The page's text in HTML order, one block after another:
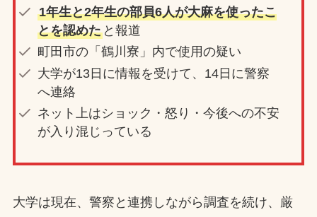
1年生と2年生の部員6人が大麻を使ったこ
とを認めた と報道
町田市の「鶴川寮」内で使用の疑い
大学が13日に情報を受けて、14日に警察
へ連絡
ネット上はショック・怒り・今後への不安
が入り混じっている
大学は現在、警察と連携しながら調査を続け、厳